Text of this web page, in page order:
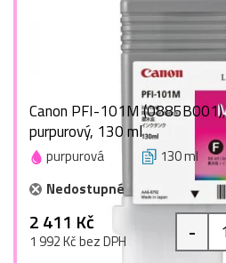
Canon PFI-101M
purpurový, 130 ml
purpurová 130 ml
Nedostupné
2 411 Kč
1 992 Kč bez DPH -